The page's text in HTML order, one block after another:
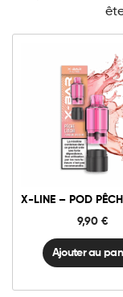
X-LINE – POD
9,90€
10mg
-
Pêche
Ajouter au